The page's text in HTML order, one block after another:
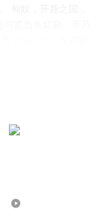
贰负杀窫窳。帝乃
犬封国。贰负之尸
面而一目。一曰贰
食被发。在蜪犬